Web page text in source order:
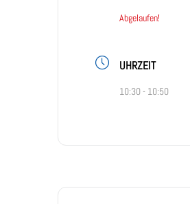
Abgelaufen!
UHRZEIT
10:30 - 10:50